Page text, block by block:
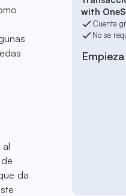
da
with
Cuenta
No se